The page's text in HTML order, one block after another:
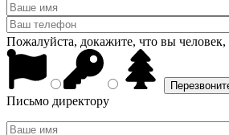
Пожалуйста, докажите, что вы человек,
Письмо директору